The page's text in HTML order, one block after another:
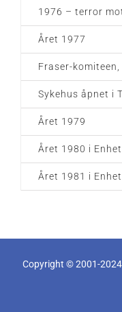
1976 – terror
Året 1977
Fraser-
Sykehus åpnet i
Året 1979
Året 1980 i
Året 1981 i
Copyright © 2001-